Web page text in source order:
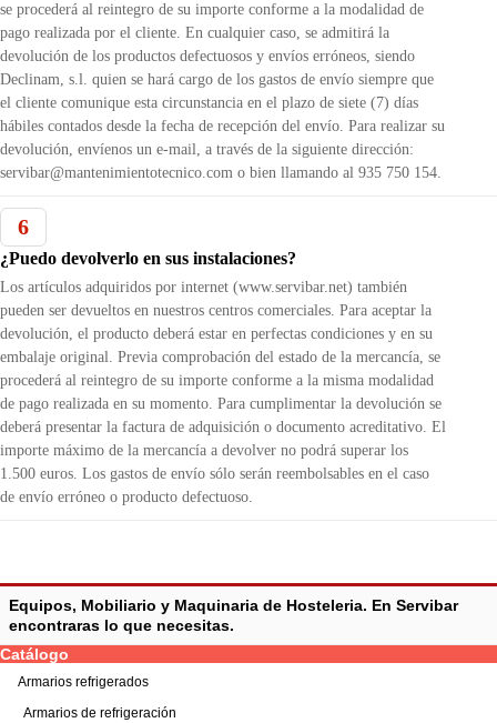
se procederá al reintegro de su importe conforme a la modalidad de
pago realizada por el cliente. En cualquier caso, se admitirá la
devolución de los productos defectuosos y envíos erróneos, siendo
Declinam, s.l. quien se hará cargo de los gastos de envío siempre que
el cliente comunique esta circunstancia en el plazo de siete (7) días
hábiles contados desde la fecha de recepción del envío. Para realizar su
devolución, envíenos un e-mail, a través de la siguiente dirección:
servibar@mantenimientotecnico.com o bien llamando al 935 750 154.
6
¿Puedo devolverlo en sus instalaciones?
Los artículos adquiridos por internet (www.servibar.net) también
pueden ser devueltos en nuestros centros comerciales. Para aceptar la
devolución, el producto deberá estar en perfectas condiciones y en su
embalaje original. Previa comprobación del estado de la mercancía, se
procederá al reintegro de su importe conforme a la misma modalidad
de pago realizada en su momento. Para cumplimentar la devolución se
deberá presentar la factura de adquisición o documento acreditativo. El
importe máximo de la mercancía a devolver no podrá superar los
1.500 euros. Los gastos de envío sólo serán reembolsables en el caso
de envío erróneo o producto defectuoso.
Equipos, Mobiliario y Maquinaria de Hosteleria. En Servibar
encontraras lo que necesitas.
Catálogo
Armarios refrigerados
Armarios de refrigeración